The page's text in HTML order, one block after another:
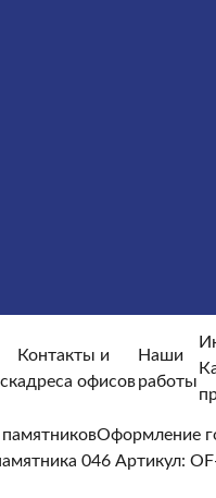
Контакты и
адреса офисов
Наши
работы
Оформление
046 Артикул: